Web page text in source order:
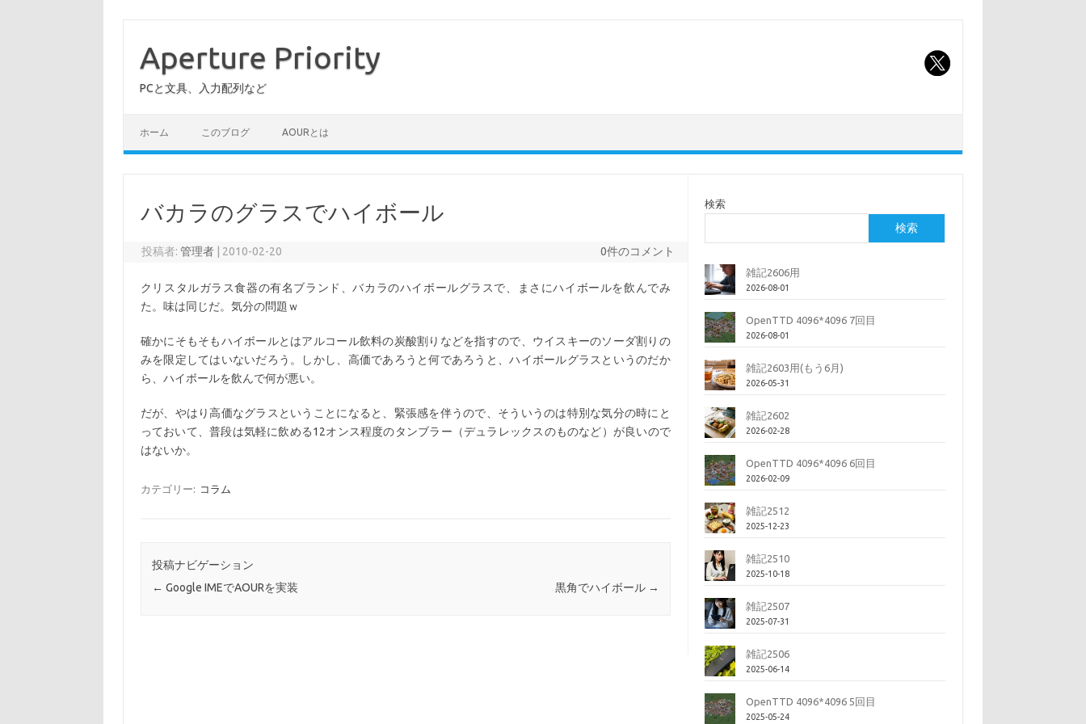
Aperture Priority
PCと文具、入力配列など
ホーム このブログ AOURとは
バカラのグラスでハイボール
投稿者:管理者 2010-02-20 0件のコメント
クリスタルガラス食器の有名ブランド、バカラのハイボールグラスで、まさにハイボールを飲んでみ
た。味は同じだ。気分の問題ｗ
確かにそもそもハイボールとはアルコール飲料の炭酸割りなどを指すので、ウイスキーのソーダ割りの
みを限定してはいないだろう。しかし、高価であろうと何であろうと、ハイボールグラスというのだか
ら、ハイボールを飲んで何が悪い。
だが、やはり高価なグラスということになると、緊張感を伴うので、そういうのは特別な気分の時にと
っておいて、普段は気軽に飲める12オンス程度のタンブラー（デュラレックスのものなど）が良いので
はないか。
カテゴリー: コラム
投稿ナビゲーション
← Google IMEでAOURを実装 黒角でハイボール →
検索
検索
雑記2606用
2026-08-01
OpenTTD 4096*4096 7回目
2026-08-01
雑記2603用(もう6月)
2026-05-31
雑記2602
2026-02-28
OpenTTD 4096*4096 6回目
2026-02-09
雑記2512
2025-12-23
雑記2510
2025-10-18
雑記2507
2025-07-31
雑記2506
2025-06-14
OpenTTD 4096*4096 5回目
2025-05-24